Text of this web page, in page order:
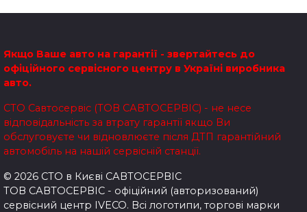
Якщо Ваше авто на гарантії - звертайтесь до
офіційного сервісного центру в Україні виробника
авто.
СТО Савтосервіс (ТОВ САВТОСЕРВІС) - не несе
відповідальність за втрату гарантії якщо Ви
обслуговуєте чи відновлюєте після ДТП гарантійний
автомобіль на нашій сервісній станції.
© 2026 СТО в Києві САВТОСЕРВІС
ТОВ САВТОСЕРВІС - офіційний (авторизований)
сервісний центр IVECO. Всі логотипи, торгові марки